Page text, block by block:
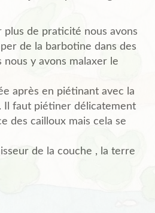
plus de praticité nous avons
de la barbotine dans des
nous y avons malaxer le
après en piétinant avec la
Il faut piétiner délicatement
des cailloux mais cela se
de la couche , la terre